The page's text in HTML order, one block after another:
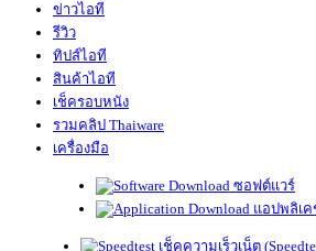
ข่าวไอที
รีวิว
ทิปส์ไอที
สินค้าไอที
เช็ครอบหนัง
รวมคลิป Thaiware
เครื่องมือ
ซอฟต์แวร์
แอปพลิเ
เช็คความเร็วเน็ต